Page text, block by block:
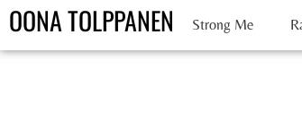
OONA TOLPPANEN Strong Me